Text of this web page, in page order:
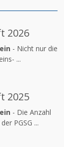
2026
- Nicht nur die
...
2025
- Die Anzahl
PGSG ...